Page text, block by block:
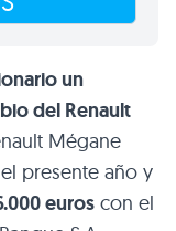
un
del Renault
Mégane
presente año y
euros con el